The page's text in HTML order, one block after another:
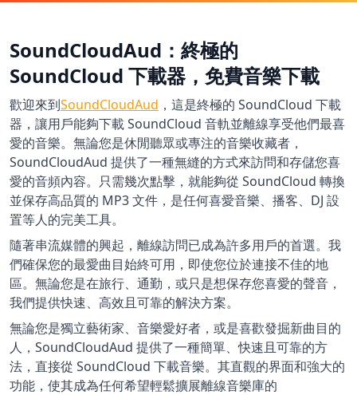
SoundCloudAud：終極的
SoundCloud 下載器，免費音樂下載
歡迎來到SoundCloudAud ，這是終極的 SoundCloud 下載
器，讓用戶能夠下載 SoundCloud 音軌並離線享受他們最喜
愛的音樂。無論您是休閒聽眾或專注的音樂收藏者，
SoundCloudAud 提供了一種無縫的方式來訪問和存儲您喜
愛的音頻內容。只需幾次點擊，就能夠從 SoundCloud 轉換
並保存高品質的 MP3 文件，是任何喜愛音樂、播客、DJ 設
置等人的完美工具。
隨著串流媒體的興起，離線訪問已成為許多用戶的首選。我
們確保您的最愛曲目始終可用，即使您位於連接不佳的地
區。無論您是在旅行、通勤，或只是想保存您喜愛的聲音，
我們提供快速、高效且可靠的解決方案。
無論您是獨立藝術家、音樂愛好者，或是喜歡發掘新曲目的
人，SoundCloudAud 提供了一種簡單、快速且可靠的方
法，直接從 SoundCloud 下載音樂。其直觀的界面和強大的
功能，使其成為任何希望輕鬆擴展離線音樂庫的